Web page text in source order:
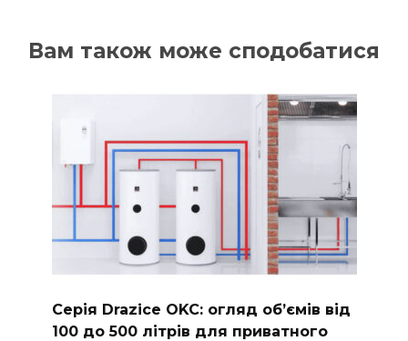
Вам також може сподобатися
Серія Drazice OKC: огляд обʼємів від
100 до 500 літрів для приватного